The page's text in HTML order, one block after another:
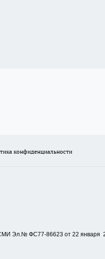
конфиденциальности
СМИ Эл.№ ФС77-86623 от 22 января